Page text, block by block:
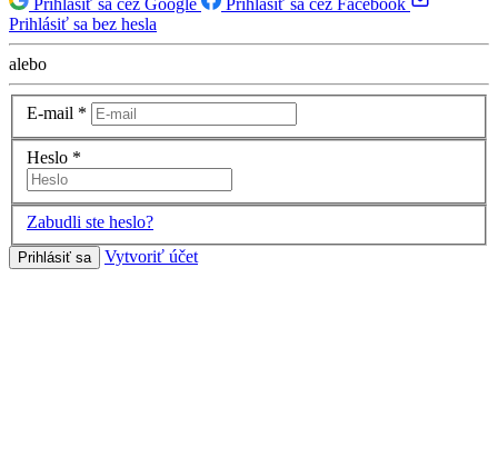
Prihlásiť sa bez hesla
alebo
E-mail *
Heslo *
Zabudli ste heslo?
Prihlásiť sa Vytvoriť účet